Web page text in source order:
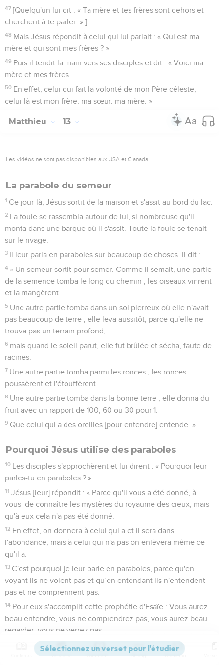
47 [Quelqu'un lui dit : « Ta mère et tes frères sont dehors et
cherchent à te parler. » ]
48 Mais Jésus répondit à celui qui lui parlait : « Qui est ma
mère et qui sont mes frères ? »
49 Puis il tendit la main vers ses disciples et dit : « Voici ma
mère et mes frères.
50 En effet, celui qui fait la volonté de mon Père céleste,
celui-là est mon frère, ma sœur, ma mère. »
Matthieu 13
Les vidéos ne sont pas disponibles aux USA et C anada.
La parabole du semeur
1 Ce jour-là, Jésus sortit de la maison et s'assit au bord du lac.
2 La foule se rassembla autour de lui, si nombreuse qu'il
monta dans une barque où il s'assit. Toute la foule se tenait
sur le rivage.
3 Il leur parla en paraboles sur beaucoup de choses. Il dit :
4 « Un semeur sortit pour semer. Comme il semait, une partie
de la semence tomba le long du chemin ; les oiseaux vinrent
et la mangèrent.
5 Une autre partie tomba dans un sol pierreux où elle n'avait
pas beaucoup de terre ; elle leva aussitôt, parce qu'elle ne
trouva pas un terrain profond,
6 mais quand le soleil parut, elle fut brûlée et sécha, faute de
racines.
7 Une autre partie tomba parmi les ronces ; les ronces
poussèrent et l'étouffèrent.
8 Une autre partie tomba dans la bonne terre ; elle donna du
fruit avec un rapport de 100, 60 ou 30 pour 1.
9 Que celui qui a des oreilles [pour entendre] entende. »
Pourquoi Jésus utilise des paraboles
10 Les disciples s'approchèrent et lui dirent : « Pourquoi leur
parles-tu en paraboles ? »
11 Jésus [leur] répondit : « Parce qu'il vous a été donné, à
vous, de connaître les mystères du royaume des cieux, mais
qu'à eux cela n'a pas été donné.
12 En effet, on donnera à celui qui a et il sera dans
l'abondance, mais à celui qui n'a pas on enlèvera même ce
qu'il a.
13 C'est pourquoi je leur parle en paraboles, parce qu'en
voyant ils ne voient pas et qu’en entendant ils n'entendent
pas et ne comprennent pas.
14 Pour eux s'accomplit cette prophétie d'Esaïe : Vous aurez
beau entendre, vous ne comprendrez pas, vous aurez beau
regarder, vous ne verrez pas.
En effet, le cœur de ce peuple est devenu insensible ; ils
se sont bouché les oreilles et ils ont fermé les yeux de peur
Versions Commentaires Strong